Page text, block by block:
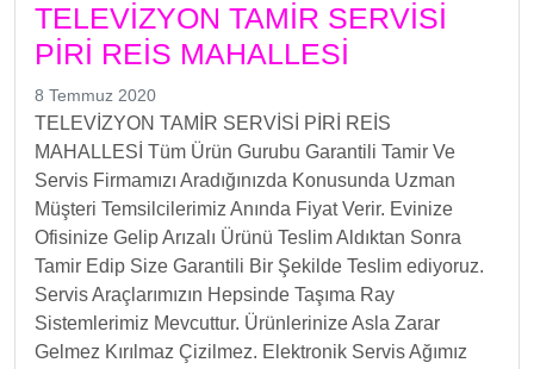
TELEVİZYON TAMİR SERVİSİ
PİRİ REİS MAHALLESİ
8 Temmuz 2020
TELEVİZYON TAMİR SERVİSİ PİRİ REİS
MAHALLESİ Tüm Ürün Gurubu Garantili Tamir Ve
Servis Firmamızı Aradığınızda Konusunda Uzman
Müşteri Temsilcilerimiz Anında Fiyat Verir. Evinize
Ofisinize Gelip Arızalı Ürünü Teslim Aldıktan Sonra
Tamir Edip Size Garantili Bir Şekilde Teslim ediyoruz.
Servis Araçlarımızın Hepsinde Taşıma Ray
Sistemlerimiz Mevcuttur. Ürünlerinize Asla Zarar
Gelmez Kırılmaz Çizilmez. Elektronik Servis Ağımız